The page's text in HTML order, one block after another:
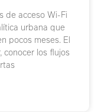
de acceso Wi-Fi
urbana que
pocos meses. El
conocer los flujos